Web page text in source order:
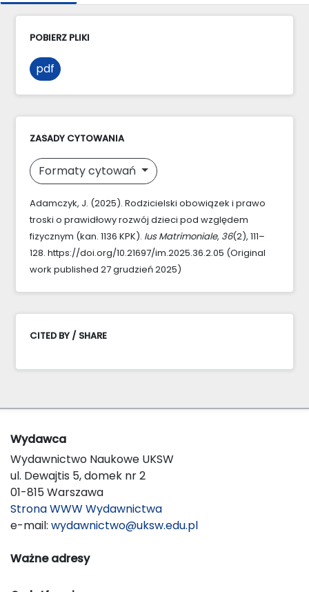
POBIERZ PLIKI
pdf
ZASADY CYTOWANIA
Formaty cytowań
Adamczyk, J. (2025). Rodzicielski obowiązek i prawo
troski o prawidłowy rozwój dzieci pod względem
fizycznym (kan. 1136 KPK). Ius Matrimoniale, 36(2), 111–
128. https://doi.org/10.21697/im.2025.36.2.05 (Original
work published 27 grudzień 2025)
CITED BY / SHARE
Wydawca
Wydawnictwo Naukowe UKSW
ul. Dewajtis 5, domek nr 2
01-815 Warszawa
Strona WWW Wydawnictwa
e-mail: wydawnictwo@uksw.edu.pl
Ważne adresy